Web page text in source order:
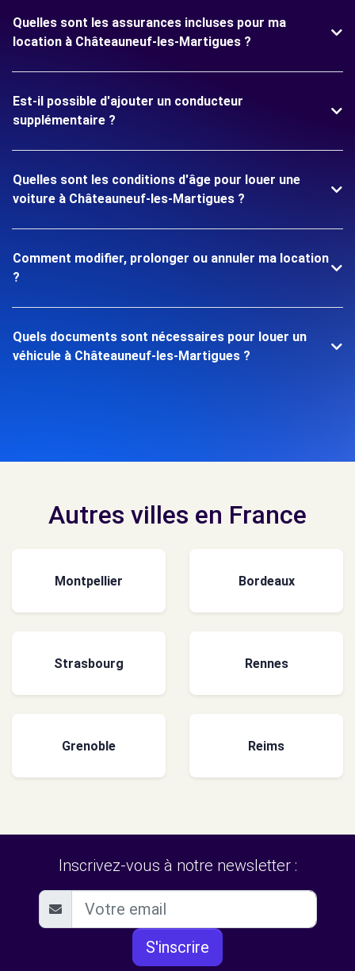
Quelles sont les assurances incluses pour ma
location à Châteauneuf-les-Martigues ?
Est-il possible d'ajouter un conducteur
supplémentaire ?
Quelles sont les conditions d'âge pour louer une
voiture à Châteauneuf-les-Martigues ?
Comment modifier, prolonger ou annuler ma location
?
Quels documents sont nécessaires pour louer un
véhicule à Châteauneuf-les-Martigues ?
Autres villes en France
Montpellier Bordeaux
Strasbourg Rennes
Grenoble Reims
Inscrivez-vous à notre newsletter :
S'inscrire